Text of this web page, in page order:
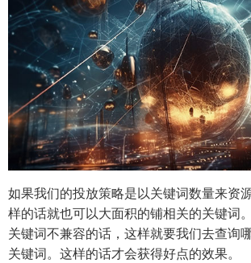
如果我们的投放策略是以关键词数量来资
样的话就也可以大面积的铺相关的关键词
关键词不兼容的话，这样就要我们去查询
关键词。这样的话才会获得好点的效果。